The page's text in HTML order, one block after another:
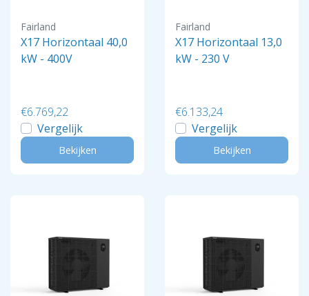
Fairland
X17 Horizontaal 40,0
kW - 400V
€6.769,22
Vergelijk
Bekijken
Fairland
X17 Horizontaal 13,0
kW - 230 V
€6.133,24
Vergelijk
Bekijken